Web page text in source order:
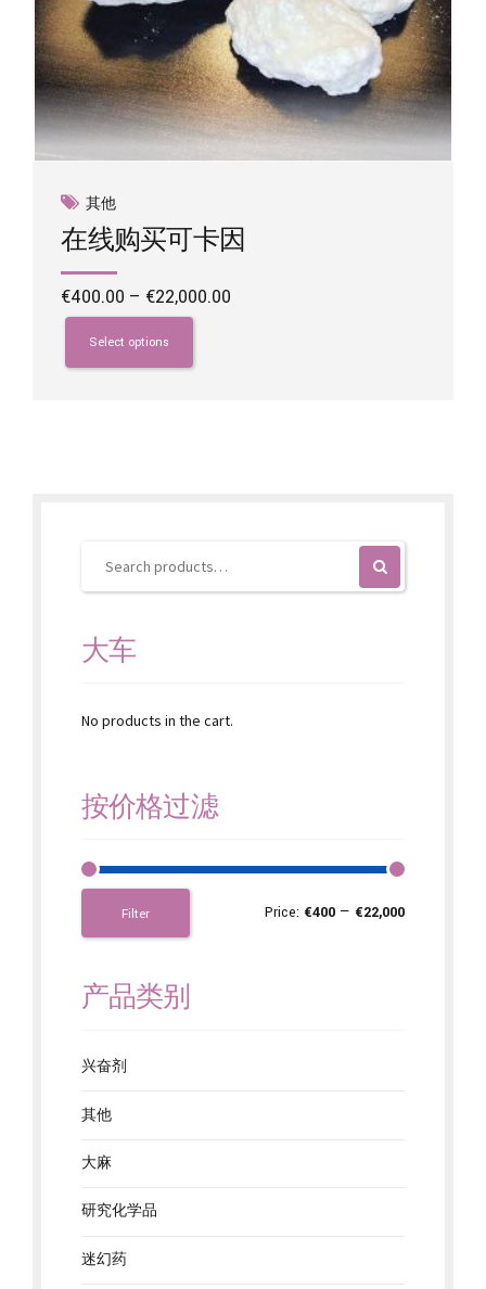
其他
在线购买可卡因
€400.00 – €22,000.00
Select options
This
product
has
product
大车
No products in the cart.
按价格过滤
Filter Price: €400 — €22,000
产品类别
兴奋剂
其他
大麻
研究化学品
迷幻药